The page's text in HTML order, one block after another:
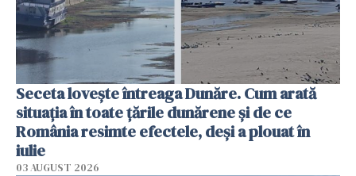
Seceta lovește întreaga Dunăre. Cum arată
situația în toate țările dunărene și de ce
România resimte efectele, deși a plouat în
iulie
03 AUGUST 2026